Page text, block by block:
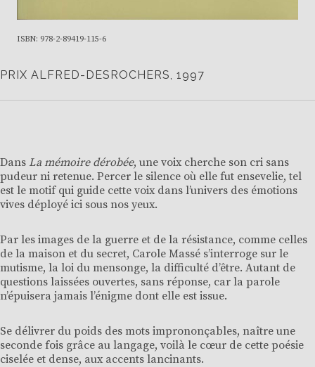
ISBN: 978-2-89419-115-6
PRIX ALFRED-DESROCHERS, 1997
Dans La mémoire dérobée, une voix cherche son cri sans
pudeur ni retenue. Percer le silence où elle fut ensevelie, tel
est le motif qui guide cette voix dans l’univers des émotions
vives déployé ici sous nos yeux.
Par les images de la guerre et de la résistance, comme celles
de la maison et du secret, Carole Massé s’interroge sur le
mutisme, la loi du mensonge, la difficulté d’être. Autant de
questions laissées ouvertes, sans réponse, car la parole
n’épuisera jamais l’énigme dont elle est issue.
Se délivrer du poids des mots imprononçables, naître une
seconde fois grâce au langage, voilà le cœur de cette poésie
ciselée et dense, aux accents lancinants.